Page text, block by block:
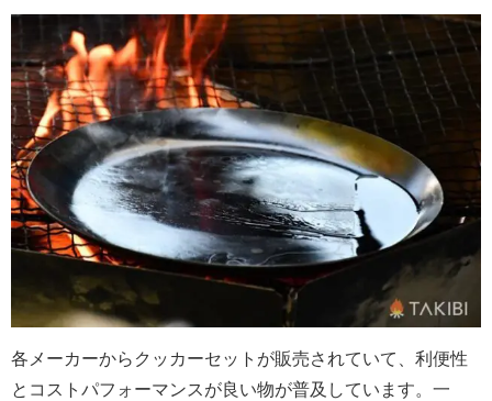
各メーカーからクッカーセットが販売されていて、利便性
とコストパフォーマンスが良い物が普及しています。一